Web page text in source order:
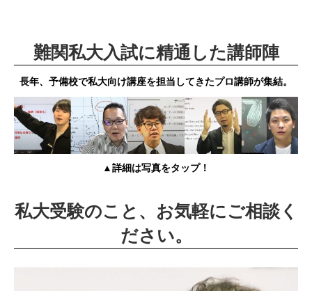
難関私大入試に精通した講師陣
長年、予備校で私大向け講座を担当してきたプロ講師が集結。
▲詳細は写真をタップ！
私大受験のこと、お気軽にご相談く
ださい。